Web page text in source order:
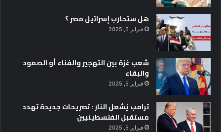
هل ستحارب إسرائيل مصر ؟
فبراير 5, 2025
شعب غزة بين التهجير والفناء أو الصمود
والبقاء
فبراير 5, 2025
ترامب يُشعل النار : تصريحات جديدة تهدد
مستقبل الفلسطينيين
فبراير 5, 2025